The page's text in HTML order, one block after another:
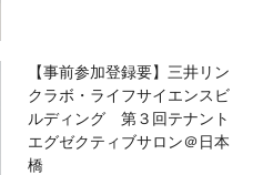
【事前参加登録要】三井リン
クラボ・ライフサイエンスビ
ルディング 第３回テナント
エグゼクティブサロン＠日本
橋